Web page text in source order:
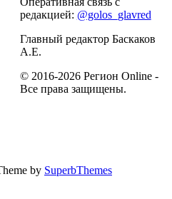
редакцией: @golos_glavred
Главный редактор Баскаков
А.Е.
© 2016-2026 Регион Online -
Все права защищены.
by SuperbThemes